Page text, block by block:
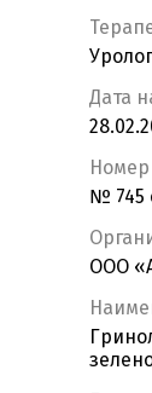
Дата
№ 745
ООО